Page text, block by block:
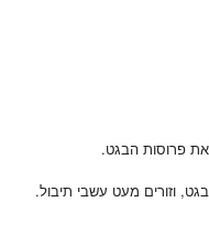
וזורים מעט עשבי תיבול.